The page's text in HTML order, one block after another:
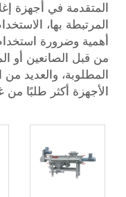
المتقدمة في أجهزة
المرتبطة بها،
أهمية وضرورة
من قبل الصانعين أو
المطلوبة، والعديد
الأجهزة أكثر طلبًا من